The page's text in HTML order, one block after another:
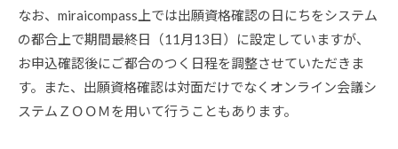
2026
年
8
6
日
なお、miraicompass上では出願資格確認の日にちをシステム
の都合上で期間最終日（11月13日）に設定していますが、
お申込確認後にご都合のつく日程を調整させていただきま
す。また、出願資格確認は対面だけでなくオンライン会議シ
ステムＺＯＯＭを用いて行うこともあります。